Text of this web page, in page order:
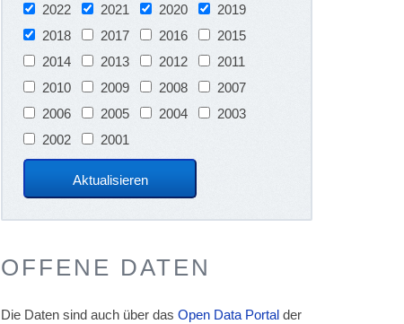
2022 2021 2020
2019
2018
2017 2016
2015
2014
2013 2012
2011
2010
2009 2008
2007
2006
2005 2004
2003
2002
2001
OFFENE DATEN
Die Daten sind auch über dasOpen Data Portal der